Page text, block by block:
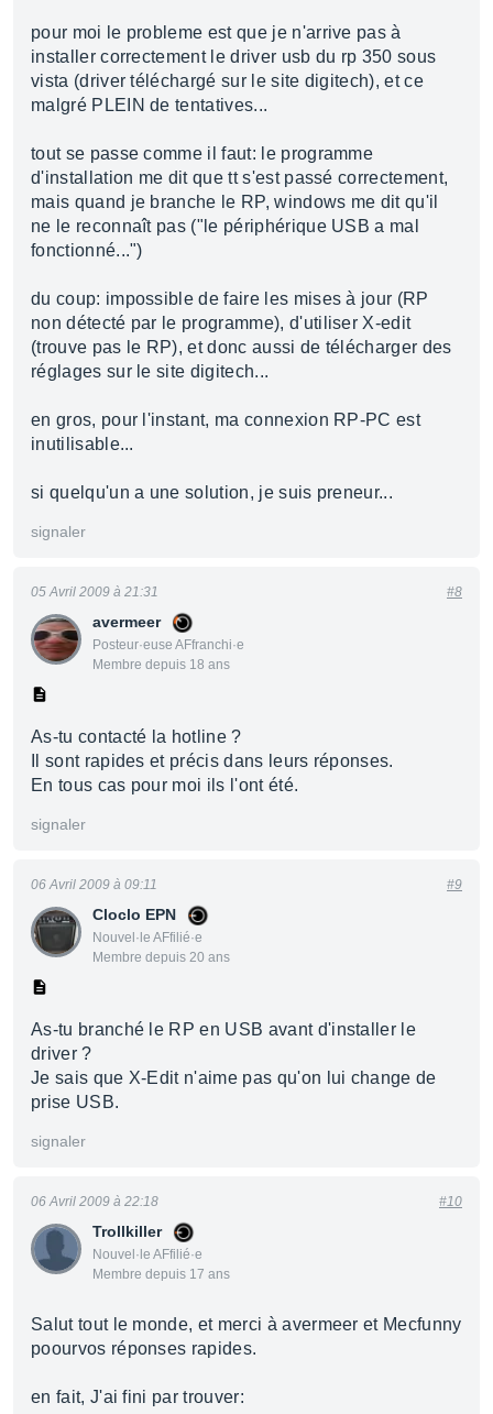
pour moi le probleme est que je n'arrive pas à
installer correctement le driver usb du rp 350 sous
vista (driver téléchargé sur le site digitech), et ce
malgré PLEIN de tentatives...
tout se passe comme il faut: le programme
d'installation me dit que tt s'est passé correctement,
mais quand je branche le RP, windows me dit qu'il
ne le reconnaît pas ("le périphérique USB a mal
fonctionné...")
du coup: impossible de faire les mises à jour (RP
non détecté par le programme), d'utiliser X-edit
(trouve pas le RP), et donc aussi de télécharger des
réglages sur le site digitech...
en gros, pour l'instant, ma connexion RP-PC est
inutilisable...
si quelqu'un a une solution, je suis preneur...
signaler
avermeer
Posteur·euse AFfranchi·e
Membre depuis 18 ans
05 Avril 2009 à 21:31 #8
As-tu contacté la hotline ?
Il sont rapides et précis dans leurs réponses.
En tous cas pour moi ils l'ont été.
signaler
Cloclo EPN
Nouvel·le AFfilié·e
Membre depuis 20 ans
06 Avril 2009 à 09:11 #9
As-tu branché le RP en USB avant d'installer le
driver ?
Je sais que X-Edit n'aime pas qu'on lui change de
prise USB.
signaler
Trollkiller
Nouvel·le AFfilié·e
Membre depuis 17 ans
06 Avril 2009 à 22:18 #10
Salut tout le monde, et merci à avermeer et Mecfunny
poourvos réponses rapides.
en fait, J'ai fini par trouver: